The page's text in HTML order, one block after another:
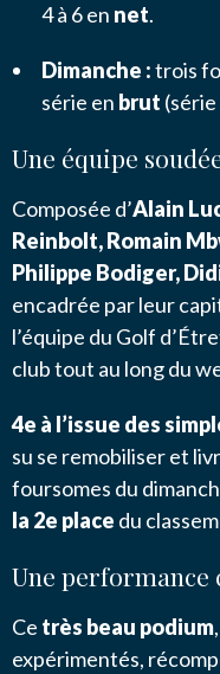
4 à 6 en net.
Dimanche :trois
série en brut
Une équipe
Composée d’Alain
Reinbolt, Romain
Philippe Bodiger,
encadrée par leur
l’équipe du Golf
club tout au long du
4e à l’issue des
su se remobiliser et
foursomes du
la 2e place du
Une performance
Ce très beau podium
expérimentés,